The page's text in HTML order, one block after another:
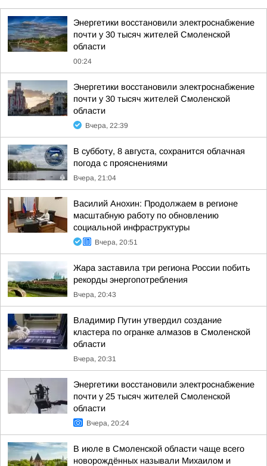
Энергетики восстановили электроснабжение
почти у 30 тысяч жителей Смоленской
области
00:24
Энергетики восстановили электроснабжение
почти у 30 тысяч жителей Смоленской
области
Вчера, 22:39
В субботу, 8 августа, сохранится облачная
погода с прояснениями
Вчера, 21:04
Василий Анохин: Продолжаем в регионе
масштабную работу по обновлению
социальной инфраструктуры
Вчера, 20:51
Жара заставила три региона России побить
рекорды энергопотребления
Вчера, 20:43
Владимир Путин утвердил создание
кластера по огранке алмазов в Смоленской
области
Вчера, 20:31
Энергетики восстановили электроснабжение
почти у 25 тысяч жителей Смоленской
области
Вчера, 20:24
В июле в Смоленской области чаще всего
новорождённых называли Михаилом и